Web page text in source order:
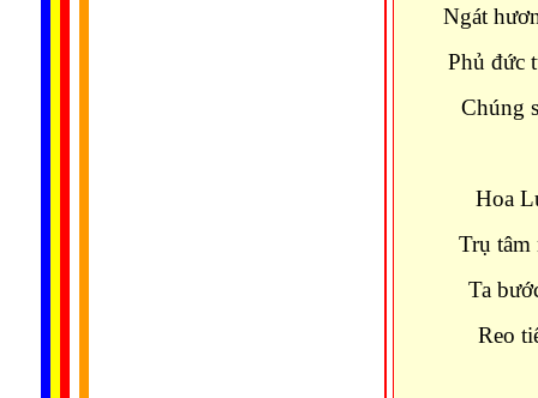
Ngát
Phủ đức
Chúng
Hoa
Trụ tâm
Ta
Reo